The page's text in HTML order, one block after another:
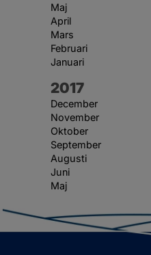
Maj
April
Mars
Februari
Januari
År:
2017
December
November
Oktober
September
Augusti
Juni
Maj